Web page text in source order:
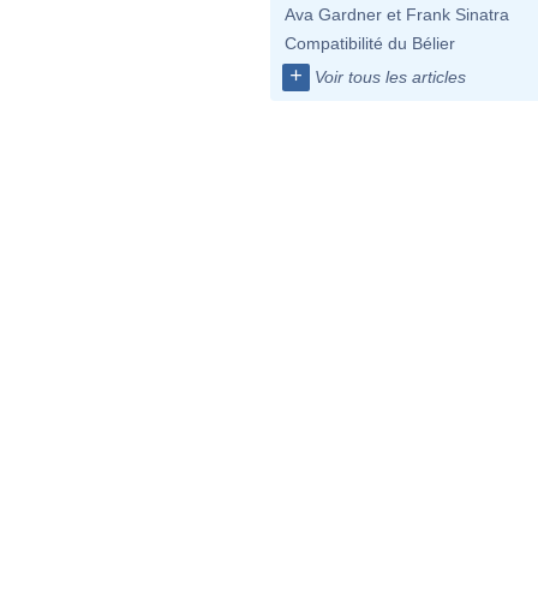
Ava Gardner et Frank Sinatra
Compatibilité du Bélier
+ Voir tous les articles